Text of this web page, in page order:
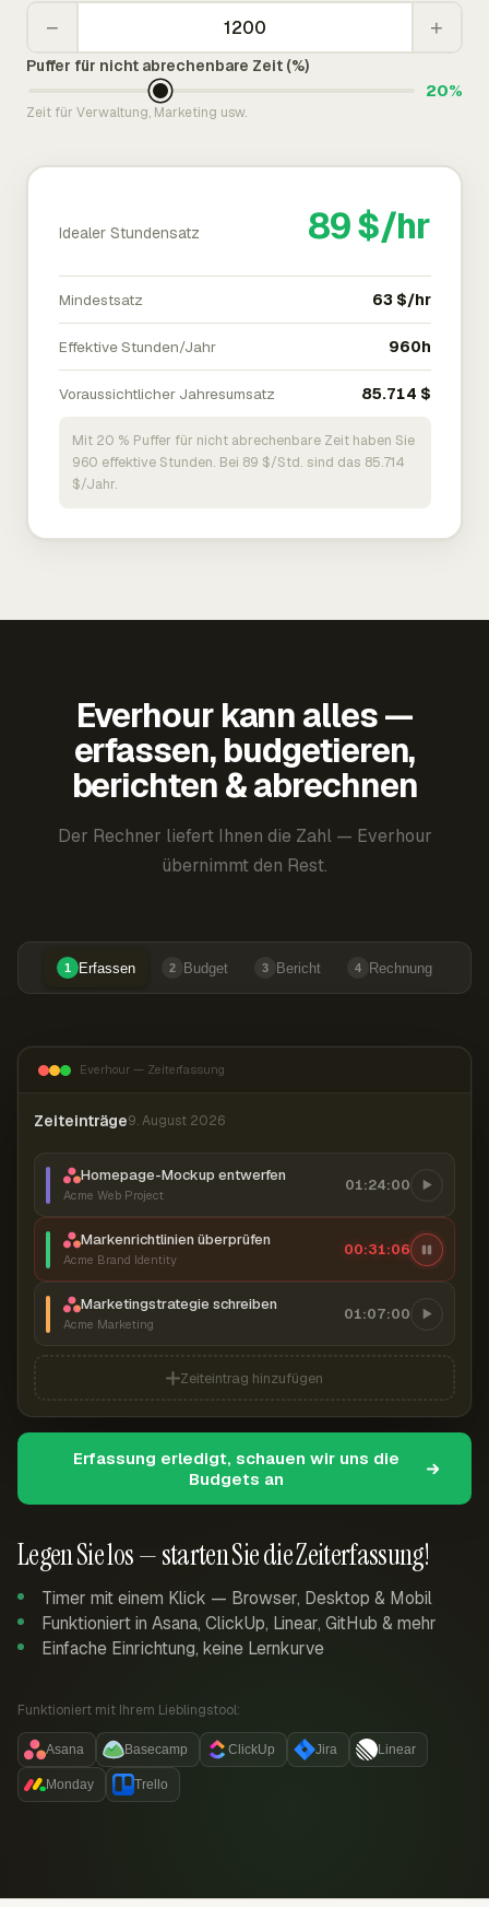
− +
Puffer für nicht abrechenbare Zeit (%)
20%
Zeit für Verwaltung, Marketing usw.
Idealer Stundensatz 89 $/hr
Mindestsatz 63 $/hr
Effektive Stunden/Jahr 960h
Voraussichtlicher Jahresumsatz 85.714 $
Mit 20 % Puffer für nicht abrechenbare Zeit haben Sie
960 effektive Stunden. Bei 89 $/Std. sind das 85.714
$/Jahr.
Everhour kann alles —
erfassen, budgetieren,
berichten & abrechnen
Der Rechner liefert Ihnen die Zahl — Everhour
übernimmt den Rest.
1 Erfassen 2 Budget 3 Bericht 4 Rechnung
Legen Sie los — starten Sie die Zeiterfassung!
Timer mit einem Klick — Browser, Desktop & Mobil
Funktioniert in Asana, ClickUp, Linear, GitHub & mehr
Einfache Einrichtung, keine Lernkurve
Funktioniert mit Ihrem Lieblingstool:
Asana Basecamp ClickUp Jira Linear
Monday Trello
Everhour — Zeiterfassung
Zeiteinträge9. August 2026
Homepage-Mockup entwerfen
Acme Web Project
01:24:00
Markenrichtlinien überprüfen
Acme Brand Identity
00:31:07
Marketingstrategie schreiben
Acme Marketing
01:07:00
Zeiteintrag hinzufügen
Erfassung erledigt, schauen wir uns die
Budgets an